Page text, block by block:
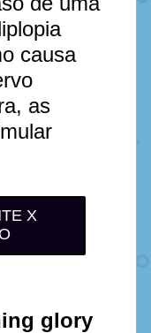
causa
as
X
glory